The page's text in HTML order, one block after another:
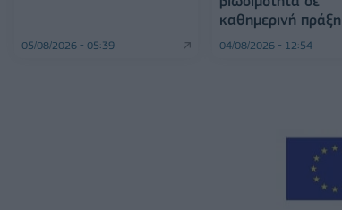
05/08/2026 - 05:39
καθημερινή πράξη
04/08/2026 - 12:54